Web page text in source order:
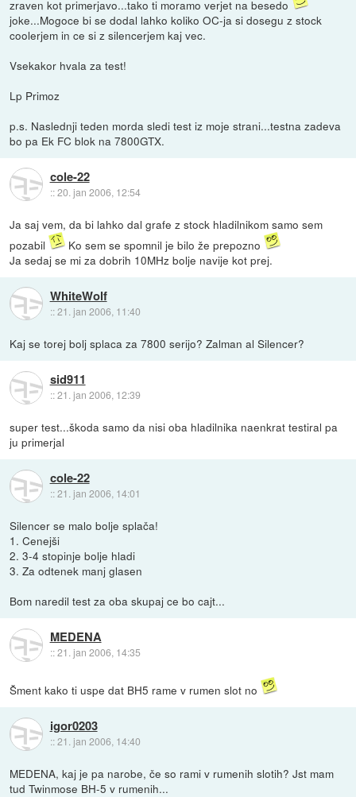
zraven kot primerjavo...tako ti moramo verjet na besedo
joke...Mogoce bi se dodal lahko koliko OC-ja si dosegu z stock
coolerjem in ce si z silencerjem kaj vec.
Vsekakor hvala za test!
Lp Primoz
p.s. Naslednji teden morda sledi test iz moje strani...testna zadeva
bo pa Ek FC blok na 7800GTX.
cole-22
::20. jan 2006, 12:54
Ja saj vem, da bi lahko dal grafe z stock hladilnikom samo sem
pozabil
Ko sem se spomnil je bilo že prepozno
Ja sedaj se mi za dobrih 10MHz bolje navije kot prej.
WhiteWolf
::21. jan 2006, 11:40
Kaj se torej bolj splaca za 7800 serijo? Zalman al Silencer?
sid911
::21. jan 2006, 12:39
super test...škoda samo da nisi oba hladilnika naenkrat testiral pa
ju primerjal
cole-22
::21. jan 2006, 14:01
Silencer se malo bolje splača!
1. Cenejši
2. 3-4 stopinje bolje hladi
3. Za odtenek manj glasen
Bom naredil test za oba skupaj ce bo cajt...
MEDENA
::21. jan 2006, 14:35
Šment kako ti uspe dat BH5 rame v rumen slot no
igor0203
::21. jan 2006, 14:40
MEDENA, kaj je pa narobe, če so rami v rumenih slotih? Jst mam
tud Twinmose BH-5 v rumenih...